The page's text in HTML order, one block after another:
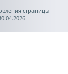
страницы